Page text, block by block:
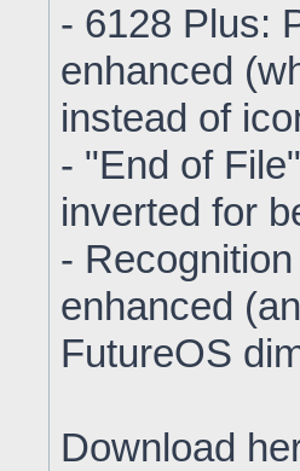
- 6128 Plus:
enhanced
instead of
- "End of
inverted for
-
enhanced
FutureOS
Download